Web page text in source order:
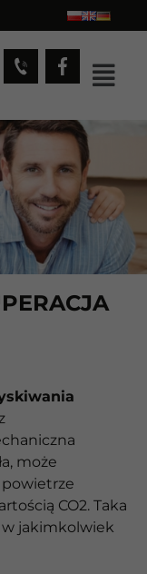
może
CO2. Taka
w jakimkolwiek